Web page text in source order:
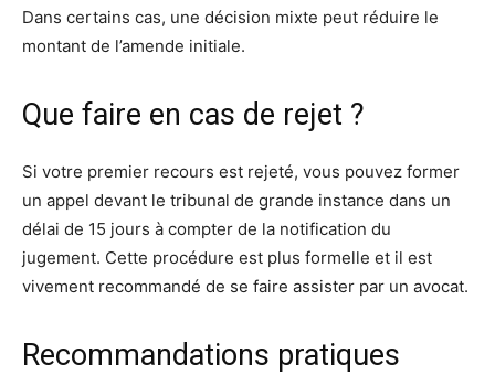
Dans certains cas, une décision mixte peut réduire le
montant de l’amende initiale.
Que faire en cas de rejet ?
Si votre premier recours est rejeté, vous pouvez former
un appel devant le tribunal de grande instance dans un
délai de 15 jours à compter de la notification du
jugement. Cette procédure est plus formelle et il est
vivement recommandé de se faire assister par un avocat.
Recommandations pratiques